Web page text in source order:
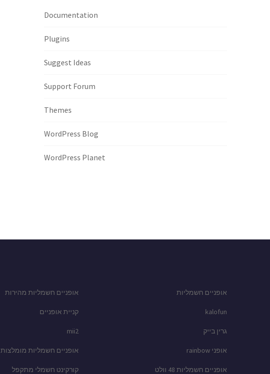
Documentation
Plugins
Suggest Ideas
Support Forum
Themes
WordPress Blog
WordPress Planet
אופניים חשמליות
kalofun
גרין בייק
אופני rainbow
אופניים חשמליות 48 וולט
אופניים חשמליות מהירות
קניית אופניים
mii2
אופניים חשמליות מומלצות
קורקינט חשמלי מתקפל